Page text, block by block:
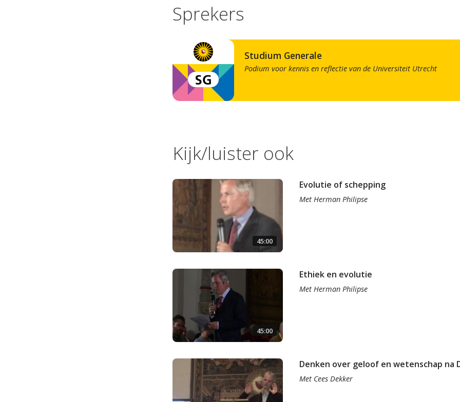
Sprekers
Studium Generale
Podium voor kennis en reflectie van de Universiteit Utrecht
Kijk/luister ook
45:00
Evolutie of schepping
Met Herman Philipse
45:00
Ethiek en evolutie
Met Herman Philipse
Denken over geloof en wetenschap na
Met Cees Dekker